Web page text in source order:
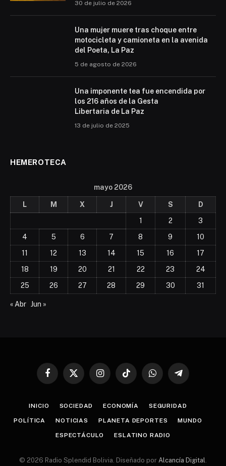
30 de julio de 2026
Una mujer muere tras choque entre
motocicleta y camioneta en la avenida
del Poeta, La Paz
5 de agosto de 2026
Una imponente tea fue encendida por
los 216 años de la Gesta
Libertaria de La Paz
13 de julio de 2025
HEMEROTECA
mayo 2026
L M X J V S
D
1
2
3
4
5 6 7 8 9
10
11
12 13 14 15 16
17
18
19 20 21 22 23
24
25
26 27 28 29 30 31
« Abr Jun »
Facebook
X
InstagramTikTok WhatsAppTelegram
INICIO SOCIEDAD ECONOMÍA SEGURIDAD
POLÍTICA NOTICIAS PLANETA DEPORTES MUNDO
ESPECTÁCULO ESLATINO RADIO
© 2026 Radio Splendid Bolivia. Diseñado por Alcancía Digital